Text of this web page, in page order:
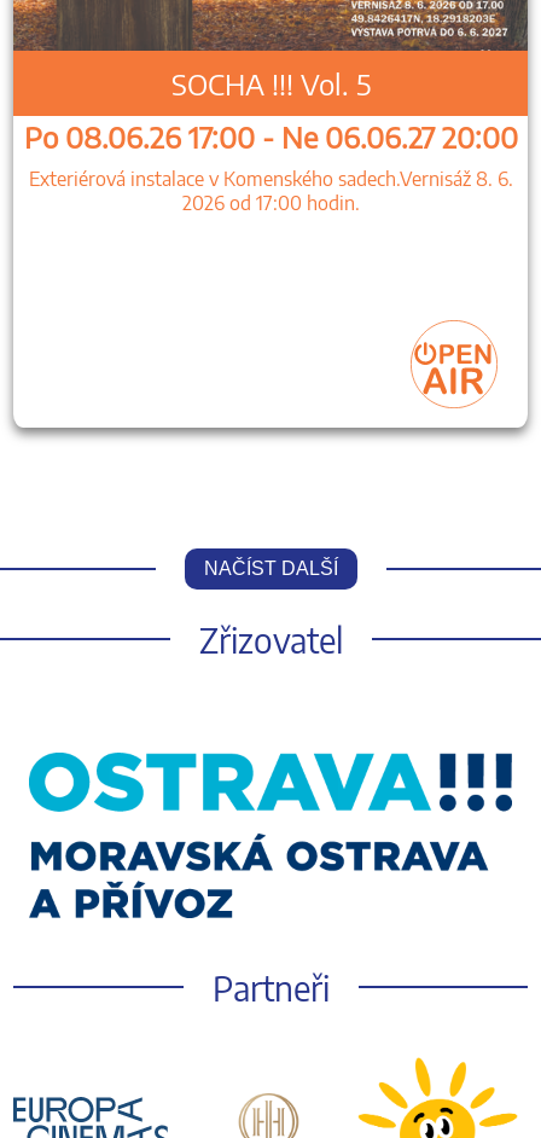
SOCHA !!! Vol. 5
Po 08.06.26 17:00 - Ne 06.06.27 20:00
Exteriérová instalace v Komenského sadech.Vernisáž 8. 6.
2026 od 17:00 hodin.
NAČÍST DALŠÍ
Zřizovatel
Partneři